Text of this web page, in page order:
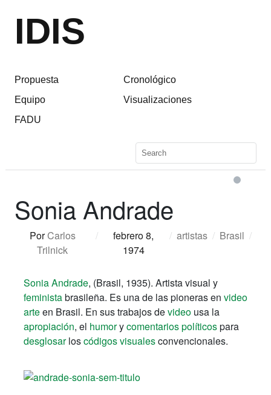
IDIS
Propuesta
Equipo
FADU
Cronológico
Visualizaciones
Sonia Andrade
PorCarlos
Trilnick
/
febrero 8,
1974
/ artistas / Brasil /
Sonia Andrade, (Brasil, 1935). Artista visual y
feministabrasileña. Es una de las pioneras en video
arteen Brasil. En sus trabajos devideo usa la
apropiación, el humorycomentarios políticospara
desglosarloscódigos visualesconvencionales.